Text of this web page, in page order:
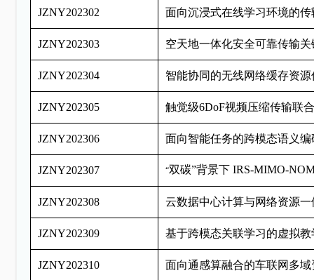
JZNY202302 面向沉浸式在线学习环境的
JZNY202303 空天地一体化安全可靠传输
JZNY202304 智能协同的无线网络缓存资
JZNY202305 触觉级6DoF视频压缩传输联
JZNY202306 面向智能任务的跨模态语义
JZNY202307 “双碳”背景下 IRS-MIMO-
JZNY202308 云数据中心计算与网络资源
JZNY202309 基于跨模态关联学习的虚拟
JZNY202310 面向通感算融合的车联网多